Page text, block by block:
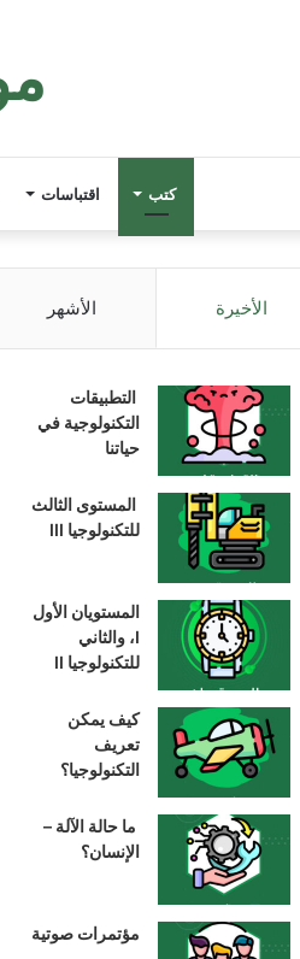
كتب اقتباسات
الأخيرة الأشهر
التطبيقات
التكنولوجية في
حياتنا
المستوى الثالث
للتكنولوجيا III
المستويان الأول
I، والثاني
للتكنولوجيا II
كيف يمكن
تعريف
التكنولوجيا؟
ما حالة الآلة –
الإنسان؟
مؤتمرات صوتية